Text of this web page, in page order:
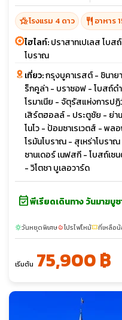
hotel_classโรงแรม 4 ดาว restaurant อาหาร
ไฮไลท์:ปราสาทเปเลส โบส
โบราณ
เที่ยว:กรุงบูคาเรสต์ - ชินาย
ร็กคูล่า - บราซอฟ - โบสถ์ด
โรมาเนีย - จัตุรัสแห่งการป
เสิร์ตฮอลล์ - ประตูชัย - ย่าน
โนโว - ป้อมซาเรเวตส์ - พ
โรมันโบราณ - สุเหร่าโบรา
ซานเดอร์ เนฟสกี - โบสถ์เ
- วิโตชา บูเลอวาร์ด
event_availableพีเรียดเดินทาง วันมาฆบูช
sunnyวันหยุดพิเศษlocal_fire_departmentโปรไฟไหม้confirmation_numberที่เหลือ
เริ่มต้น 75,900 ฿